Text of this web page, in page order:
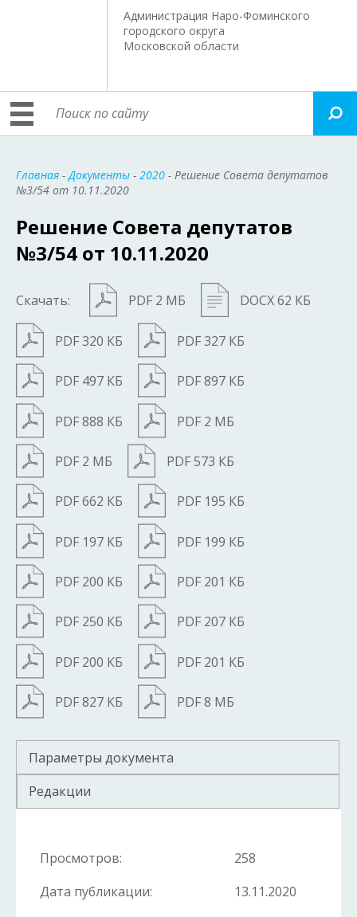
Администрация Наро-Фоминского
городского округа
Московской области
Главная -Документы - 2020 - Решение Совета депутатов
№3/54 от 10.11.2020
Решение Совета депутатов
№3/54 от 10.11.2020
Скачать: PDF 2 МБ DOCX 62 КБ
PDF 320 КБ PDF 327 КБ
PDF 497 КБ PDF 897 КБ
PDF 888 КБ PDF 2 МБ
PDF 2 МБ PDF 573 КБ
PDF 662 КБ PDF 195 КБ
PDF 197 КБ PDF 199 КБ
PDF 200 КБ PDF 201 КБ
PDF 250 КБ PDF 207 КБ
PDF 200 КБ PDF 201 КБ
PDF 827 КБ PDF 8 МБ
Параметры документа
Редакции
Просмотров:
258
Дата публикации:
13.11.2020